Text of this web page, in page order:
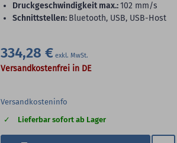
Druckgeschwindigkeit max.:102 mm/s
Schnittstellen: Bluetooth, USB, USB-Host
334,28 €
Versandkostenfrei in DE
Versandkosteninfo
Lieferbar sofort ab Lager